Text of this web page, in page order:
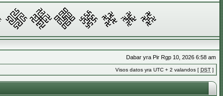
Dabar yra Pir Rgp 10, 2026 6:58 am
Visos datos yra UTC + 2 valandos [ DST ]